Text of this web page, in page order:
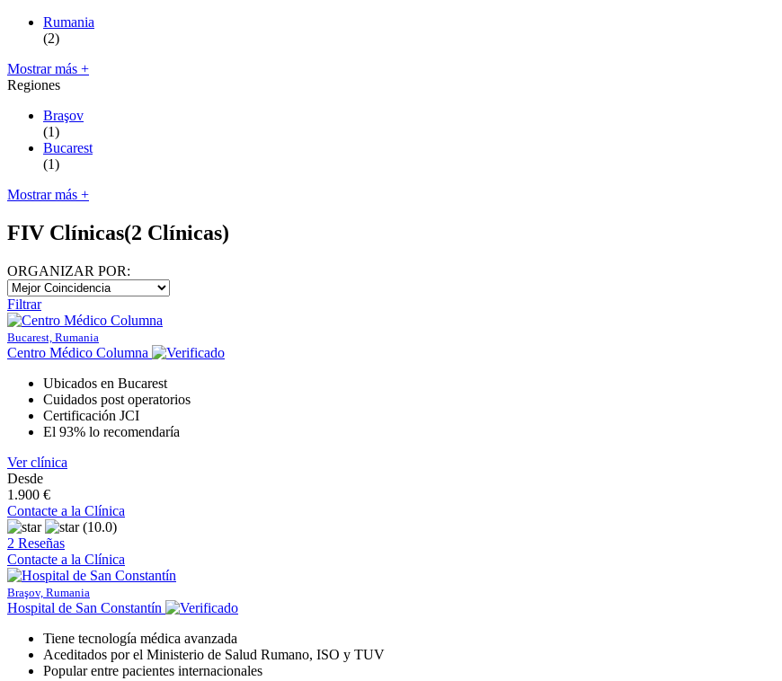
Rumania
(2)
Mostrar más +
Regiones
Braşov
(1)
Bucarest
(1)
Mostrar más +
FIV Clínicas(2 Clínicas)
ORGANIZAR POR:
Filtrar
Bucarest, Rumania
Centro Médico Columna
Ubicados en Bucarest
Cuidados post operatorios
Certificación JCI
El 93% lo recomendaría
Ver clínica
Desde
1.900 €
Contacte a la Clínica
(10.0)
2 Reseñas
Contacte a la Clínica
Braşov, Rumania
Hospital de San Constantín
Tiene tecnología médica avanzada
Aceditados por el Ministerio de Salud Rumano, ISO y TUV
Popular entre pacientes internacionales